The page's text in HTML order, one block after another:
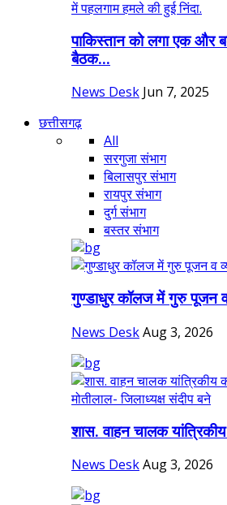
पाकिस्तान को लगा एक और
बैठक...
News Desk Jun 7, 2025
छत्तीसगढ़
All
सरगुजा संभाग
बिलासपुर संभाग
रायपुर संभाग
दुर्ग संभाग
बस्तर संभाग
गुण्डाधुर कॉलज में गुरु पूजन व
News DeskAug 3, 2026
शास. वाहन चालक
News DeskAug 3, 2026